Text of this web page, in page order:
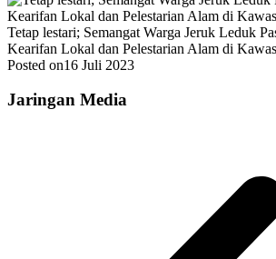
Tetap lestari; Semangat Warga Jeruk Leduk
Kearifan Lokal dan Pelestarian Alam di
Posted on16 Juli 2023
Jaringan Media